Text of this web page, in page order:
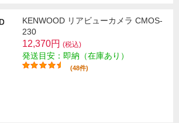
KENWOOD リアビューカメラ CMOS-
230
12,370円 (税込)
発送目安：即納（在庫あり）
(48件)